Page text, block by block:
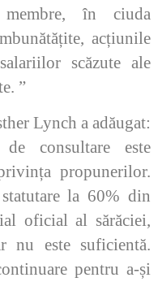
în ciuda
acțiunile
scăzute ale
”
Lynch a adăugat:
consultare este
propunerilor.
la 60% din
oficial al sărăciei,
nu este suficientă.
pentru a-și